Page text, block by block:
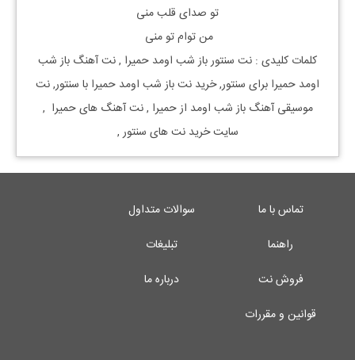
تو صدای قلب منی
من توام تو منی
کلمات کلیدی : نت سنتورباز شب اومد حمیرا , نت آهنگ باز شب
اومد حمیرا برای سنتور, خرید نتباز شب اومد حمیرا با سنتور, نت
موسیقی آهنگ باز شب اومد ازحمیرا , نت آهنگ هایحمیرا ,
سایت خرید نت های سنتور,
تماس با ما
سوالات متداول
راهنما
تبلیغات
فروش نت
درباره ما
قوانین و مقررات